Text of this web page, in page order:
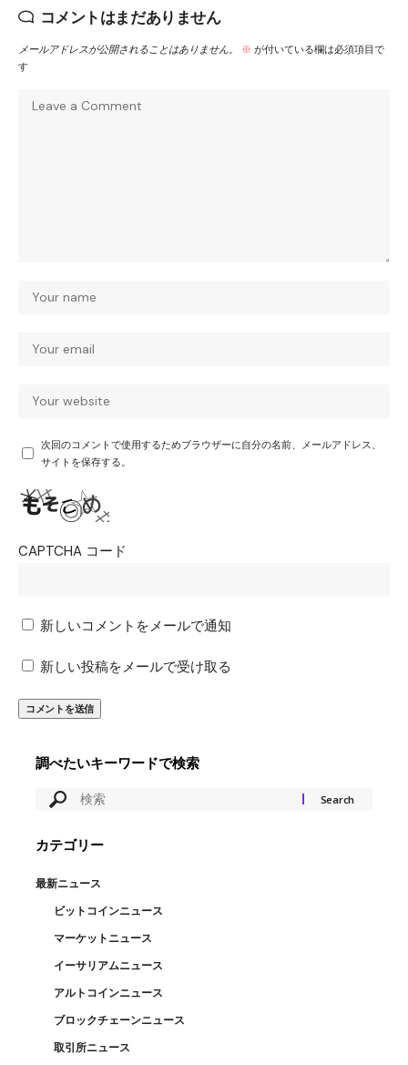
コメントはまだありません
メールアドレスが公開されることはありません。 ※ が付いている欄は必須項目で
す
次回のコメントで使用するためブラウザーに自分の名前、メールアドレス、
サイトを保存する。
CAPTCHA コード
新しいコメントをメールで通知
新しい投稿をメールで受け取る
調べたいキーワードで検索
カテゴリー
最新ニュース
ビットコインニュース
マーケットニュース
イーサリアムニュース
アルトコインニュース
ブロックチェーンニュース
取引所ニュース